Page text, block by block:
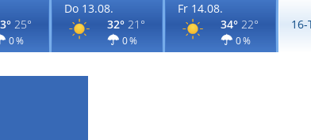
25°
0 %
Do 13.08.
32° 21°
0 %
Fr 14.08.
34° 22°
0 %